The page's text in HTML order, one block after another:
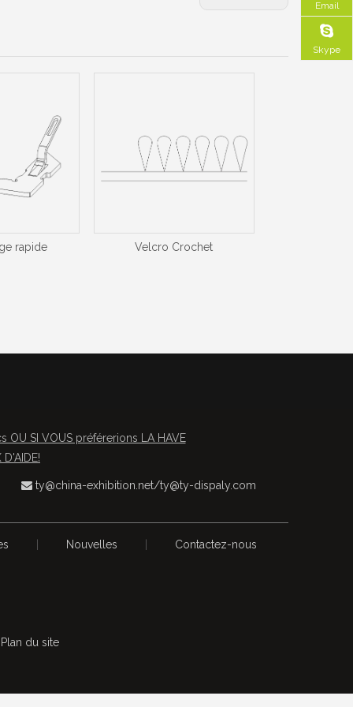
rapide Velcro Crochet
OU SI VOUS préférerions LA HAVE
 ty@china-exhibition.net/ty@ty-dispaly.com
Nouvelles Contactez-nous
Email
Skype
Plan du site